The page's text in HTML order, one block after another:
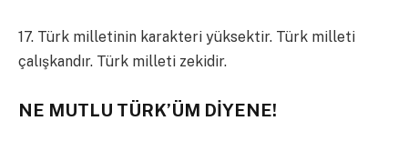
17. Türk milletinin karakteri yüksektir. Türk milleti
çalışkandır. Türk milleti zekidir.
NE MUTLU TÜRK’ÜM DİYENE!